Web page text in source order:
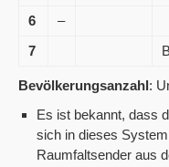
6
–
7
Bevölkerungsanzahl:
Es ist bekannt, dass
sich in dieses
Raumfaltsender aus